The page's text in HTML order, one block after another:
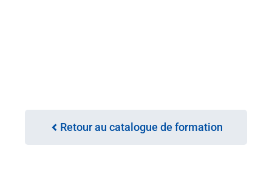
Retour au catalogue de formation